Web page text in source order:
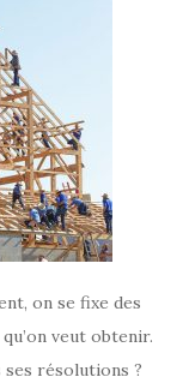
on se fixe des
veut obtenir.
résolutions ?